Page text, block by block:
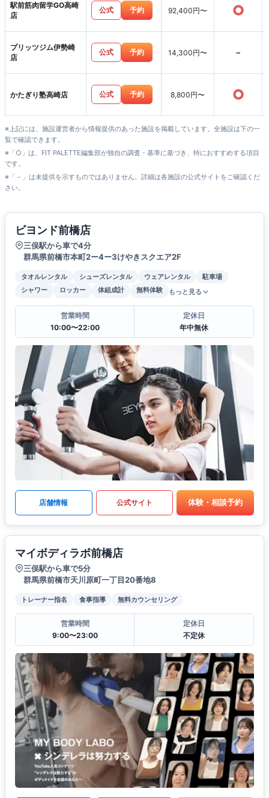
駅前筋肉留学GO高崎
店
公式 予約 92,400円〜 ○
プリッツジム伊勢崎
店
公式 予約 14,300円〜 -
かたぎり塾高崎店 公式 予約 8,800円〜 ○
※上記には、施設運営者から情報提供のあった施設を掲載しています。全施設は下の一
覧で確認できます。
※「○」は、FIT PALETTE編集部が独自の調査・基準に基づき、特におすすめする項目
です。
※「－」は未提供を示すものではありません。詳細は各施設の公式サイトをご確認くだ
さい。
ビヨンド前橋店
三俣駅から車で4分
群馬県前橋市本町2ー4ー3けやきスクエア2F
タオルレンタル シューズレンタル ウェアレンタル
駐車場
シャワー
ロッカー 体組成計 無料体験 もっと見る
営業時間
10:00〜22:00
定休日
年中無休
店舗情報 公式サイト 体験・相談予約
マイボディラボ前橋店
三俣駅から車で5分
群馬県前橋市天川原町一丁目20番地8
トレーナー指名 食事指導 無料カウンセリング
営業時間
9:00〜23:00
定休日
不定休